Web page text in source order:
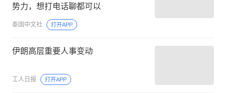
势力，想打电话聊都可以
泰国中文社 打开APP
伊朗高层重要人事变动
工人日报 打开APP